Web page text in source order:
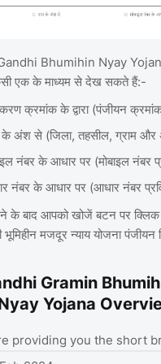
Bhumihin Nyay
एक के माध्यम से देख सकते हैं:-
क्रमांक के द्वारा (पंजीयन
के अंश से (जिला, तहसील, ग्राम और
नंबर के आधार पर (मोबाइल नंबर
नंबर के आधार पर (आधार नंबर
के बाद आपको खोजें बटन पर
भूमिहीन मजदूर न्याय योजना
Gramin
Yojana
providing you the short